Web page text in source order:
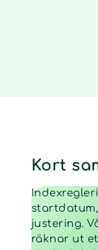
Kort
justering.
räknar ut